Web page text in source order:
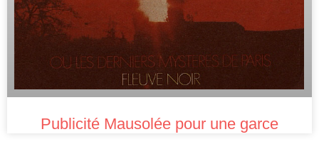
Publicité Mausolée pour une garce